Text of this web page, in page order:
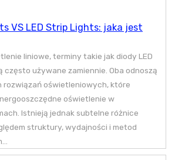
VS LED Strip Lights: jaka jest
liniowe, terminy takie jak diody LED
często używane zamiennie. Oba odnoszą
rozwiązań oświetleniowych, które
oświetlenie w
Istnieją jednak subtelne różnice
struktury, wydajności i metod